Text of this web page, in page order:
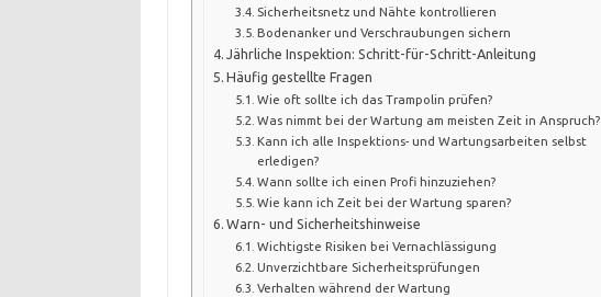
Sicherheitsnetz und Nähte kontrollieren
Bodenanker und Verschraubungen sichern
Jährliche Inspektion: Schritt-für-Schritt-Anleitung
Häufig gestellte Fragen
Wie oft sollte ich das Trampolin prüfen?
Was nimmt bei der Wartung am meisten Zeit in Anspruch?
Kann ich alle Inspektions- und Wartungsarbeiten selbst
erledigen?
Wann sollte ich einen Profi hinzuziehen?
Wie kann ich Zeit bei der Wartung sparen?
Warn- und Sicherheitshinweise
Wichtigste Risiken bei Vernachlässigung
Unverzichtbare Sicherheitsprüfungen
Verhalten während der Wartung